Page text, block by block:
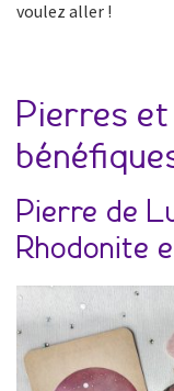
voulez aller !
Pierres
Pierre de
Rhodonite